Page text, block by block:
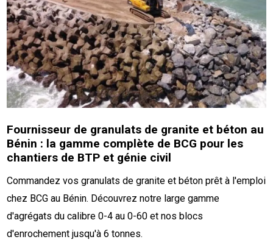
Fournisseur de granulats de granite et béton au
Bénin : la gamme complète de BCG pour les
chantiers de BTP et génie civil
Commandez vos granulats de granite et béton prêt à l'emploi
chez BCG au Bénin. Découvrez notre large gamme
d'agrégats du calibre 0-4 au 0-60 et nos blocs
d'enrochement jusqu'à 6 tonnes.
EN SAVOIR PLUS